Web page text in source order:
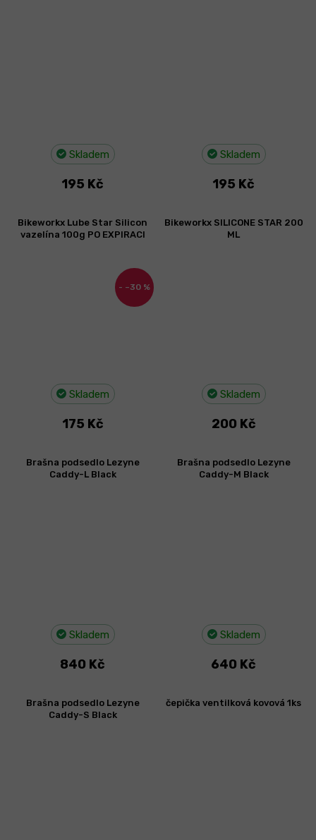
Skladem
195 Kč
Skladem
195 Kč
–30 %
Bikeworkx Lube Star Silicon
vazelína 100g PO EXPIRACI
Skladem
175 Kč
Bikeworkx SILICONE STAR 200
ML
Skladem
200 Kč
Brašna podsedlo Lezyne
Caddy-L Black
Skladem
840 Kč
Brašna podsedlo Lezyne
Caddy-M Black
Skladem
640 Kč
Brašna podsedlo Lezyne
Caddy-S Black
čepička ventilková kovová 1ks